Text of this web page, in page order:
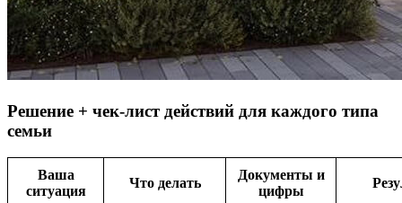
Решение + чек-лист действий для каждого типа
семьи
Ваша
ситуация
Что делать
Документы и
цифры